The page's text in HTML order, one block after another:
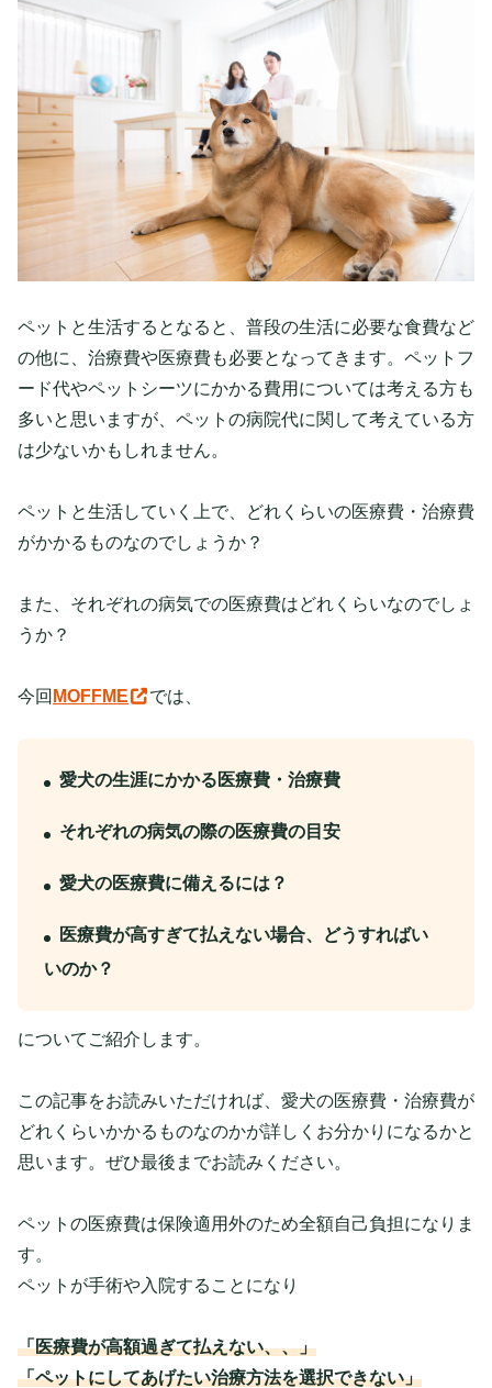
ペットと生活するとなると、普段の生活に必要な食費など
の他に、治療費や医療費も必要となってきます。ペットフ
ード代やペットシーツにかかる費用については考える方も
多いと思いますが、ペットの病院代に関して考えている方
は少ないかもしれません。
ペットと生活していく上で、どれくらいの医療費・治療費
がかかるものなのでしょうか？
また、それぞれの病気での医療費はどれくらいなのでしょ
うか？
今回 MOFFME では、
愛犬の生涯にかかる医療費・治療費
それぞれの病気の際の医療費の目安
愛犬の医療費に備えるには？
医療費が高すぎて払えない場合、どうすればい
いのか？
についてご紹介します。
この記事をお読みいただければ、愛犬の医療費・治療費が
どれくらいかかるものなのかが詳しくお分かりになるかと
思います。ぜひ最後までお読みください。
ペットの医療費は保険適用外のため全額自己負担になりま
す。
ペットが手術や入院することになり
「医療費が高額過ぎて払えない、、」
「ペットにしてあげたい治療方法を選択できない」